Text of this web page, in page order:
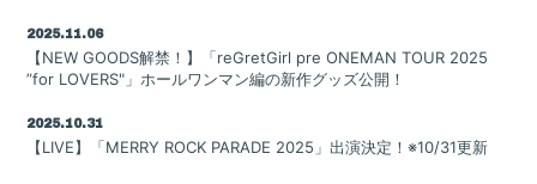
Bio
Disc
2025.11.06
【NEW GOODS解禁！】「reGretGirl pre ONEMAN TOUR 2025
”for LOVERS"」ホールワンマン編の新作グッズ公開！
2025.10.31
【LIVE】「MERRY ROCK PARADE 2025」出演決定！※10/31更新